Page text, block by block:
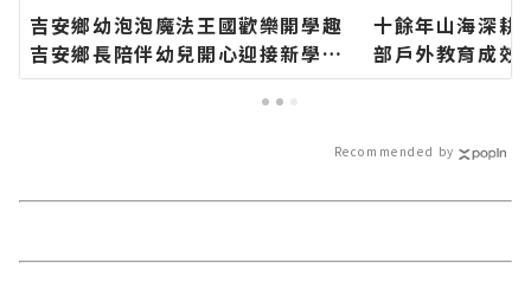
吉安鄉幼泡泡魔法王國歡樂開學趣
吉安鄉長陪伴幼兒開心迎接新學期
∣花蓮新聞網官方網站各類新聞－
最快速的今日新聞報導 最新的在地
十餘年山海深耕
部戶外教育成
根到水域安全
今日新聞報導
Recommended by